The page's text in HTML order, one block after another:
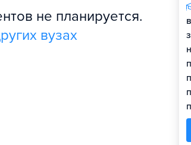
не планируется.
вузах